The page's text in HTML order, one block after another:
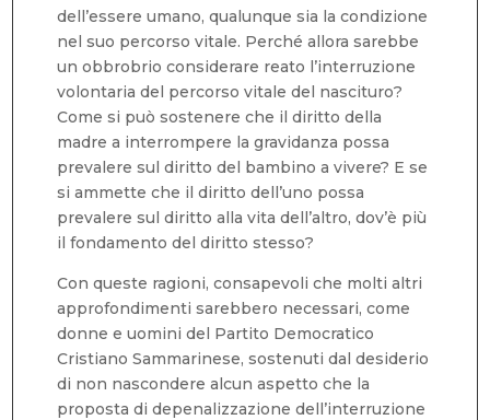
dell’essere umano, qualunque sia la condizione
nel suo percorso vitale. Perché allora sarebbe
un obbrobrio considerare reato l’interruzione
volontaria del percorso vitale del nascituro?
Come si può sostenere che il diritto della
madre a interrompere la gravidanza possa
prevalere sul diritto del bambino a vivere? E se
si ammette che il diritto dell’uno possa
prevalere sul diritto alla vita dell’altro, dov’è più
il fondamento del diritto stesso?
Con queste ragioni, consapevoli che molti altri
approfondimenti sarebbero necessari, come
donne e uomini del Partito Democratico
Cristiano Sammarinese, sostenuti dal desiderio
di non nascondere alcun aspetto che la
proposta di depenalizzazione dell’interruzione